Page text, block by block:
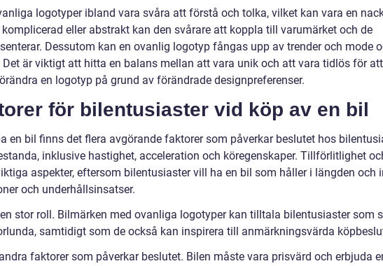
logotyper ibland vara svåra att förstå och tolka, vilket kan vara en
eller abstrakt kan den svårare att koppla till varumärket och de
Dessutom kan en ovanlig logotyp fångas upp av trender och mode
Det är viktigt att hitta en balans mellan att vara unik och att vara tidlös för att
en logotyp på grund av förändrade designpreferenser.
för bilentusiaster vid köp av en bil
en bil finns det flera avgörande faktorer som påverkar beslutet hos
inklusive hastighet, acceleration och köregenskaper. Tillförlitlighet
aspekter, eftersom bilentusiaster vill ha en bil som håller i längden och
och underhållsinsatser.
stor roll. Bilmärken med ovanliga logotyper kan tilltala bilentusiaster som
samtidigt som de också kan inspirera till anmärkningsvärda
faktorer som påverkar beslutet. Bilen måste vara prisvärd och erbjuda